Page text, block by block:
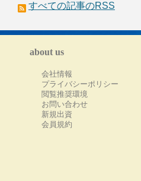
すべての記事のRSS